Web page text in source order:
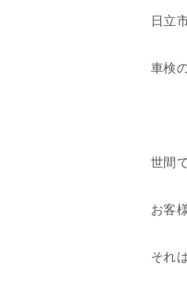
日立
車検
世間
お客
それ